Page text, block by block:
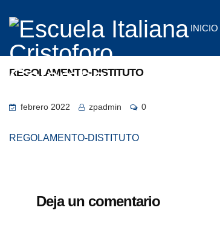
INICIO
REGOLAMENTO-DISTITUTO
febrero 2022 zpadmin 0
REGOLAMENTO-DISTITUTO
Deja un comentario